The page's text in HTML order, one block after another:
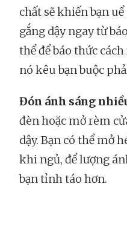
chất sẽ khiến bạn
gắng dậy ngay từ
thể để báo thức
nó kêu bạn buộc
Đón ánh sáng
đèn hoặc mở rèm
dậy. Bạn có thể mở
khi ngủ, để lượng
bạn tỉnh táo hơn.